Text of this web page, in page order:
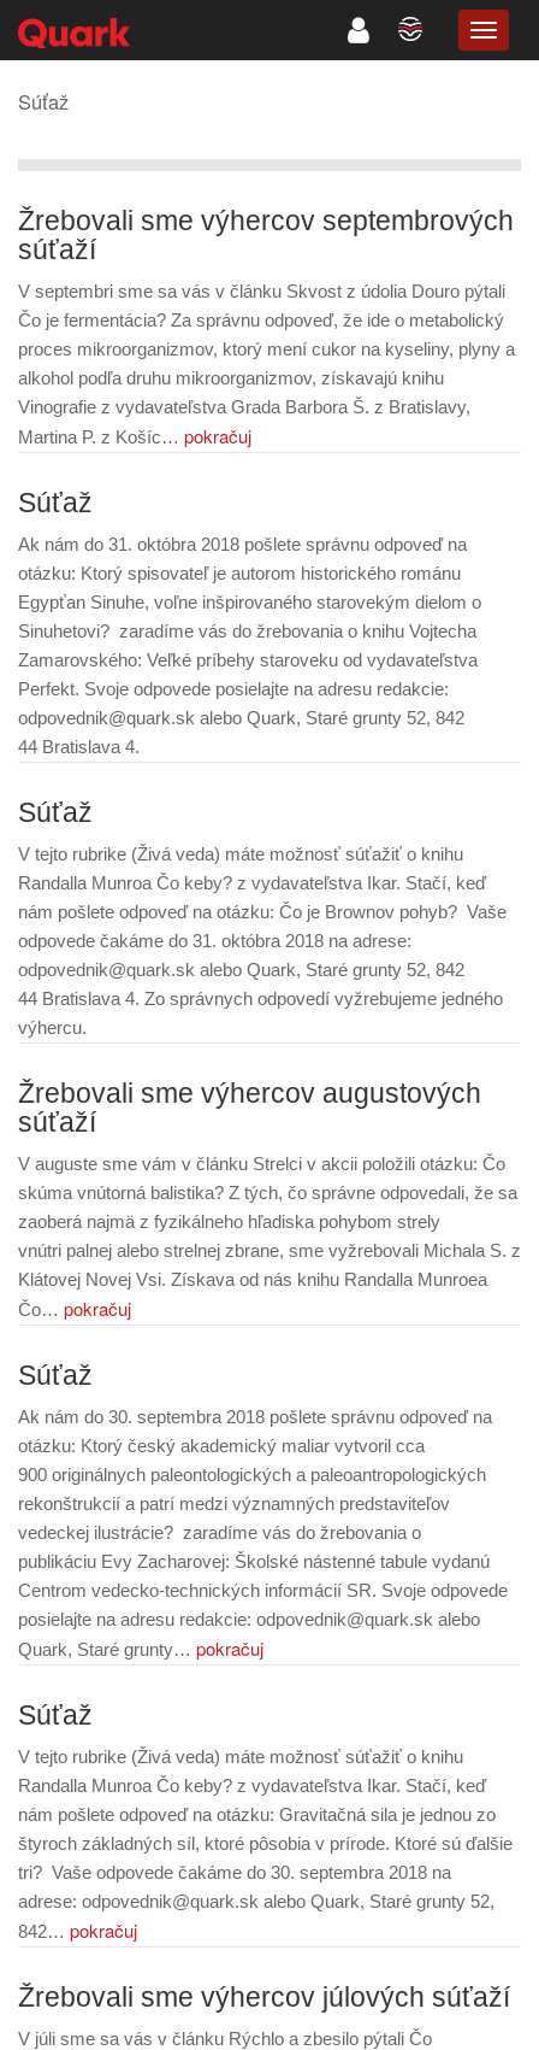
Súťaž
Žrebovali sme výhercov septembrových
súťaží
V septembri sme sa vás v článku Skvost z údolia Douro pýtali
Čo je fermentácia? Za správnu odpoveď, že ide o metabolický
proces mikroorganizmov, ktorý mení cukor na kyseliny, plyny a
alkohol podľa druhu mikroorganizmov, získavajú knihu
Vinografie z vydavateľstva Grada Barbora Š. z Bratislavy,
Martina P. z Košíc… pokračuj
Súťaž
Ak nám do 31. októbra 2018 pošlete správnu odpoveď na
otázku: Ktorý spisovateľ je autorom historického románu
Egypťan Sinuhe, voľne inšpirovaného starovekým dielom o
Sinuhetovi? zaradíme vás do žrebovania o knihu Vojtecha
Zamarovského: Veľké príbehy staroveku od vydavateľstva
Perfekt. Svoje odpovede posielajte na adresu redakcie:
odpovednik@quark.sk alebo Quark, Staré grunty 52, 842
44 Bratislava 4.
Súťaž
V tejto rubrike (Živá veda) máte možnosť súťažiť o knihu
Randalla Munroa Čo keby? z vydavateľstva Ikar. Stačí, keď
nám pošlete odpoveď na otázku: Čo je Brownov pohyb? Vaše
odpovede čakáme do 31. októbra 2018 na adrese:
odpovednik@quark.sk alebo Quark, Staré grunty 52, 842
44 Bratislava 4. Zo správnych odpovedí vyžrebujeme jedného
výhercu.
Žrebovali sme výhercov augustových
súťaží
V auguste sme vám v článku Strelci v akcii položili otázku: Čo
skúma vnútorná balistika? Z tých, čo správne odpovedali, že sa
zaoberá najmä z fyzikálneho hľadiska pohybom strely
vnútri palnej alebo strelnej zbrane, sme vyžrebovali Michala S. z
Klátovej Novej Vsi. Získava od nás knihu Randalla Munroea
Čo… pokračuj
Súťaž
Ak nám do 30. septembra 2018 pošlete správnu odpoveď na
otázku: Ktorý český akademický maliar vytvoril cca
900 originálnych paleontologických a paleoantropologických
rekonštrukcií a patrí medzi významných predstaviteľov
vedeckej ilustrácie? zaradíme vás do žrebovania o
publikáciu Evy Zacharovej: Školské nástenné tabule vydanú
Centrom vedecko-technických informácií SR. Svoje odpovede
posielajte na adresu redakcie: odpovednik@quark.sk alebo
Quark, Staré grunty… pokračuj
Súťaž
V tejto rubrike (Živá veda) máte možnosť súťažiť o knihu
Randalla Munroa Čo keby? z vydavateľstva Ikar. Stačí, keď
nám pošlete odpoveď na otázku: Gravitačná sila je jednou zo
štyroch základných síl, ktoré pôsobia v prírode. Ktoré sú ďalšie
tri? Vaše odpovede čakáme do 30. septembra 2018 na
adrese: odpovednik@quark.sk alebo Quark, Staré grunty 52,
842… pokračuj
Žrebovali sme výhercov júlových súťaží
V júli sme sa vás v článku Rýchlo a zbesilo pýtali Čo